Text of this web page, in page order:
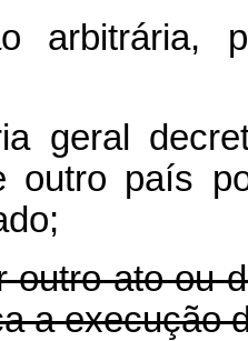
arbitrária,
geral
outro país
outro ato ou
a execução